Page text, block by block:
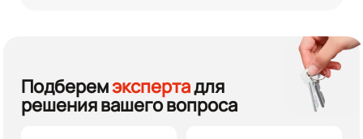
Подберемэкспертадля
решения вашего вопроса